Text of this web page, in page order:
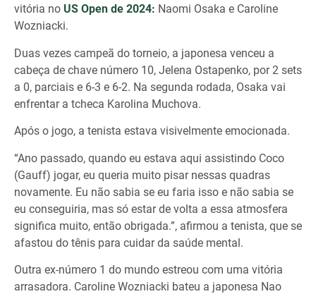
vitória no US Open de 2024: Naomi Osaka e Caroline
Wozniacki.
Duas vezes campeã do torneio, a japonesa venceu a
cabeça de chave número 10, Jelena Ostapenko, por 2 sets
a 0, parciais e 6-3 e 6-2. Na segunda rodada, Osaka vai
enfrentar a tcheca Karolina Muchova.
Após o jogo, a tenista estava visivelmente emocionada.
“Ano passado, quando eu estava aqui assistindo Coco
(Gauff) jogar, eu queria muito pisar nessas quadras
novamente. Eu não sabia se eu faria isso e não sabia se
eu conseguiria, mas só estar de volta a essa atmosfera
significa muito, então obrigada.”, afirmou a tenista, que se
afastou do tênis para cuidar da saúde mental.
Outra ex-número 1 do mundo estreou com uma vitória
arrasadora. Caroline Wozniacki bateu a japonesa Nao